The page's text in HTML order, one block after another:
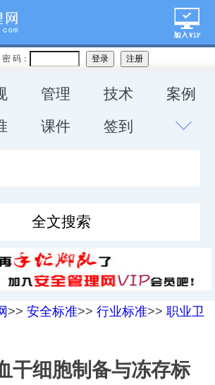
码：
管理 技术
案例
课件 签到
>> 安全标准>> 行业标准>> 职业卫
干细胞制备与冻存标